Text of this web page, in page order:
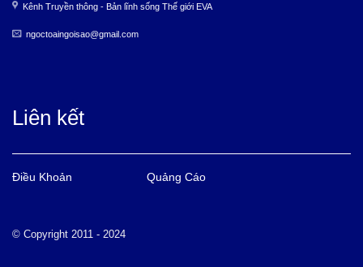
Kênh Truyền thông - Bản lĩnh sống Thế giới EVA
ngoctoaingoisao@gmail.com
Liên kết
Điều Khoản Quảng Cáo
© Copyright 2011 - 2024